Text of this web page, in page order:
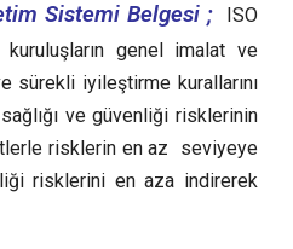
Sistemi Belgesi ;
ISO
genel imalat ve
sürekli iyileştirme kurallarını
ve güvenliği risklerinin
risklerin en az seviyeye
risklerini en aza indirerek